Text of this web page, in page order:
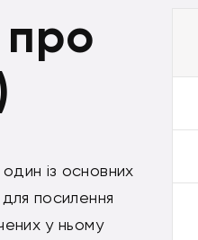
про
із основних
посилення
у ньому